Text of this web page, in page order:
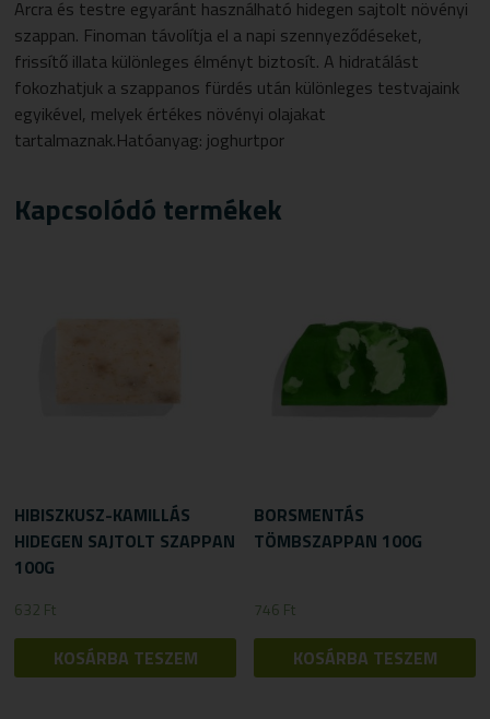
Arcra és testre egyaránt használható hidegen sajtolt növényi
szappan. Finoman távolítja el a napi szennyeződéseket,
frissítő illata különleges élményt biztosít. A hidratálást
fokozhatjuk a szappanos fürdés után különleges testvajaink
egyikével, melyek értékes növényi olajakat
tartalmaznak.Hatóanyag: joghurtpor
Kapcsolódó termékek
HIBISZKUSZ-KAMILLÁS
HIDEGEN SAJTOLT SZAPPAN
100G
632 Ft
KOSÁRBA TESZEM
BORSMENTÁS
TÖMBSZAPPAN 100G
746 Ft
KOSÁRBA TESZEM